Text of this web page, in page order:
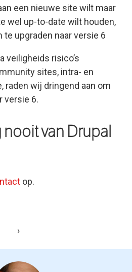
een nieuwe site wilt maar
wel up-to-date wilt houden,
te upgraden naar versie 6
veiligheids risico’s
sites, intra- en
raden wij dringend aan om
versie 6.
van Drupal
op.
›